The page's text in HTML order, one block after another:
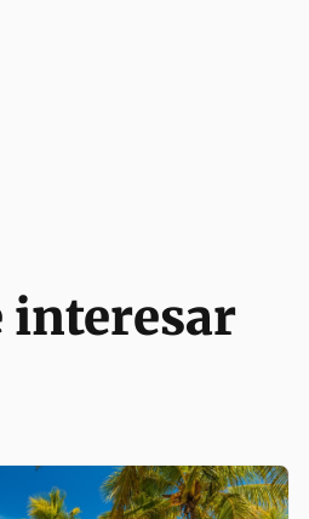
interesar